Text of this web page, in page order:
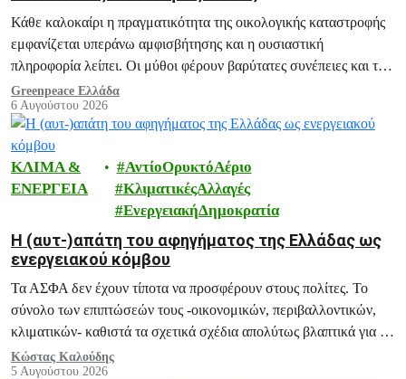
Κάθε καλοκαίρι η πραγματικότητα της οικολογικής καταστροφής
εμφανίζεται υπεράνω αμφισβήτησης και η ουσιαστική
πληροφορία λείπει. Οι μύθοι φέρουν βαρύτατες συνέπειες και το
ξεδιάλυμά τους αποτελεί ευθύνη μας.
Greenpeace Ελλάδα
6 Αυγούστου 2026
ΚΛΙΜΑ &
ΕΝΕΡΓΕΙΑ
ΑντίοΟρυκτόΑέριο
ΚλιματικέςΑλλαγές
ΕνεργειακήΔημοκρατία
H (αυτ-)απάτη του αφηγήματος της Ελλάδας ως
ενεργειακού κόμβου
Τα ΑΣΦΑ δεν έχουν τίποτα να προσφέρουν στους πολίτες. Το
σύνολο των επιπτώσεών τους -οικονομικών, περιβαλλοντικών,
κλιματικών- καθιστά τα σχετικά σχέδια απολύτως βλαπτικά για το
μέλλον της Ελλάδας.
Κώστας Καλούδης
5 Αυγούστου 2026